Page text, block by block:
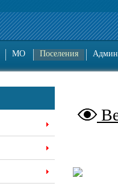
МО Поселения